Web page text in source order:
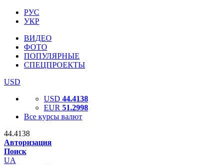
РУС
УКР
ВИДЕО
ФОТО
ПОПУЛЯРНЫЕ
СПЕЦПРОЕКТЫ
USD
USD 44.4138
EUR 51.2998
Все курсы валют
44.4138
Авторизация
Поиск
UA